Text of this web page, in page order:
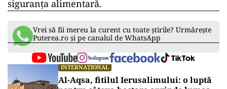
siguranța alimentară.
Vrei să fii mereu la curent cu toate știrile? Urmărește
Puterea.ro și pe canalul de WhatsApp
INTERNAȚIONAL
Al-Aqsa, fitilul Ierusalimului: o luptă